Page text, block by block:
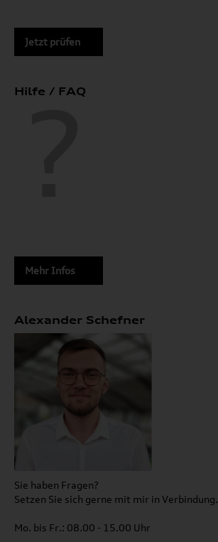
Jetzt prüfen
Hilfe / FAQ
Mehr Infos
Alexander Schefner
Sie haben Fragen?
Setzen Sie sich gerne mit mir in Verbindung.
Mo. bis Fr.: 08.00 - 15.00 Uhr